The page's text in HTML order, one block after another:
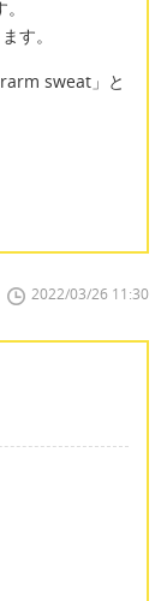
す。
sweat」と
2022/03/26 11:30